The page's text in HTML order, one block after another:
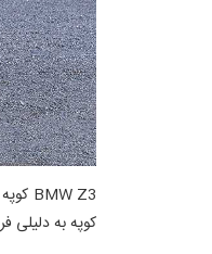
کوپه به دلیلی